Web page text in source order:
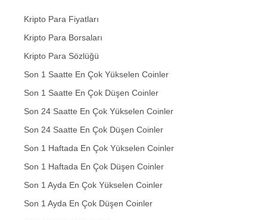
Kripto Para Fiyatları
Kripto Para Borsaları
Kripto Para Sözlüğü
Son 1 Saatte En Çok Yükselen Coinler
Son 1 Saatte En Çok Düşen Coinler
Son 24 Saatte En Çok Yükselen Coinler
Son 24 Saatte En Çok Düşen Coinler
Son 1 Haftada En Çok Yükselen Coinler
Son 1 Haftada En Çok Düşen Coinler
Son 1 Ayda En Çok Yükselen Coinler
Son 1 Ayda En Çok Düşen Coinler